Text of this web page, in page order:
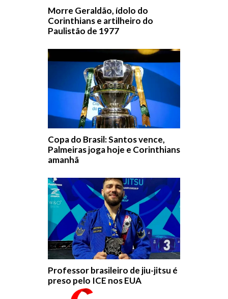
Morre Geraldão, ídolo do
Corinthians e artilheiro do
Paulistão de 1977
Copa do Brasil: Santos vence,
Palmeiras joga hoje e Corinthians
amanhã
Professor brasileiro de jiu-jitsu é
preso pelo ICE nos EUA